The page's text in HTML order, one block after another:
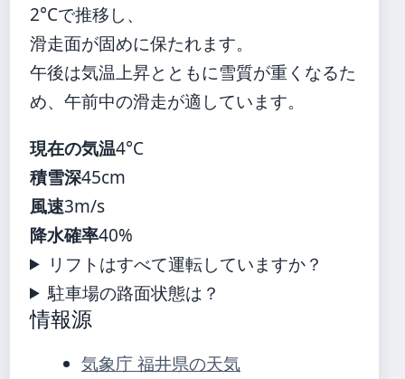
2°Cで推移し、
滑走面が固めに保たれます。
午後は気温上昇とともに雪質が重くなるた
め、午前中の滑走が適しています。
現在の気温4°C
積雪深45cm
風速3m/s
降水確率40%
リフトはすべて運転していますか？
駐車場の路面状態は？
情報源
気象庁 福井県の天気